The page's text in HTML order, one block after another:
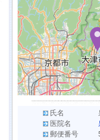
氏名
医院名
郵便番号